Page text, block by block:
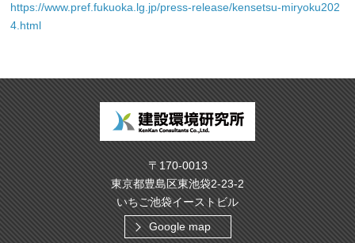
https://www.pref.fukuoka.lg.jp/press-release/kensetsu-miryoku202
4.html
〒170-0013
東京都豊島区東池袋2-23-2
いちご池袋イーストビル
Google map